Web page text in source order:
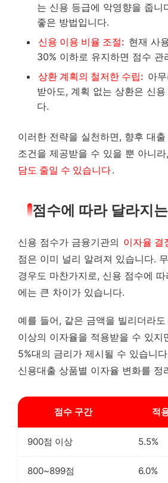
는 신용 등급에 악영향을 줍니
좋은 방법입니다.
신용 이용 비율 조절: 현재 사
30% 이하로 유지하면 점수 관
상환 계획의 철저한 수립: 아
받아도, 계획 없는 상환은 신
다.
이러한 전략을 실천하면, 향후 대
조건을 제공받을 수 있을 뿐 아니라,
담도 줄일 수 있습니다.
점수에 따라 달라지
신용 점수가 금융기관의 이자율 결
점은 이미 널리 알려져 있습니다.
경우도 마찬가지로, 신용 점수에
에는 큰 차이가 있습니다.
예를 들어, 같은 금액을 빌리더라
이상의 이자율을 적용받을 수 있지
5%대의 금리가 제시될 수 있습니
신용대출 상품별 이자율 변화를 정
점수 구간 적
900점 이상 5.5%
800~899점 6.0%